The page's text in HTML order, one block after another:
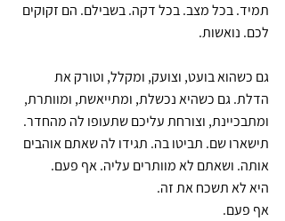
תמיד. בכל מצב. בכל דקה. בשבילם. הם זקוקים
לכם. נואשות.
גם כשהוא בועט, וצועק, ומקלל, וטורק את
הדלת. גם כשהיא נכשלת, ומתייאשת, ומוותרת,
ומתבכיינת, וצורחת עליכם שתעופו לה מהחדר.
תישארו שם. תביטו בה. תגידו לה שאתם אוהבים
אותה. ושאתם לא מוותרים עליה. אף פעם.
היא לא תשכח את זה.
אף פעם.